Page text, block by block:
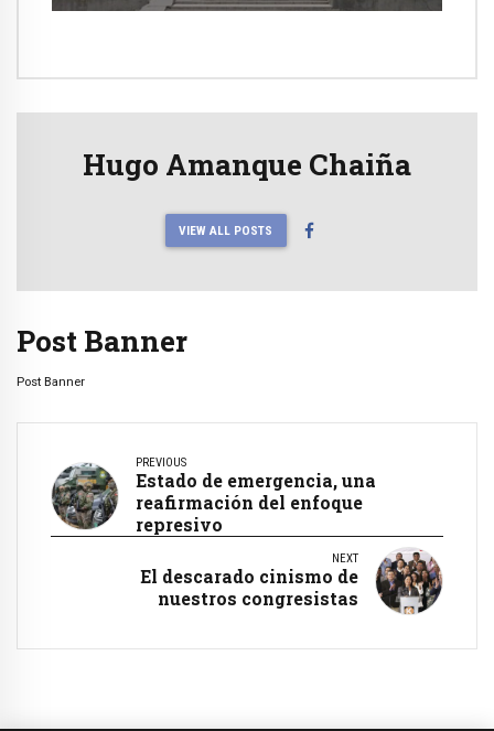
Hugo Amanque Chaiña
VIEW ALL POSTS
Post Banner
Post Banner
PREVIOUS
Estado de emergencia, una
reafirmación del enfoque
represivo
NEXT
El descarado cinismo de
nuestros congresistas